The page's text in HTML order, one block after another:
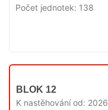
Počet jednotek: 138
BLOK 12
K nastěhování od: 2026